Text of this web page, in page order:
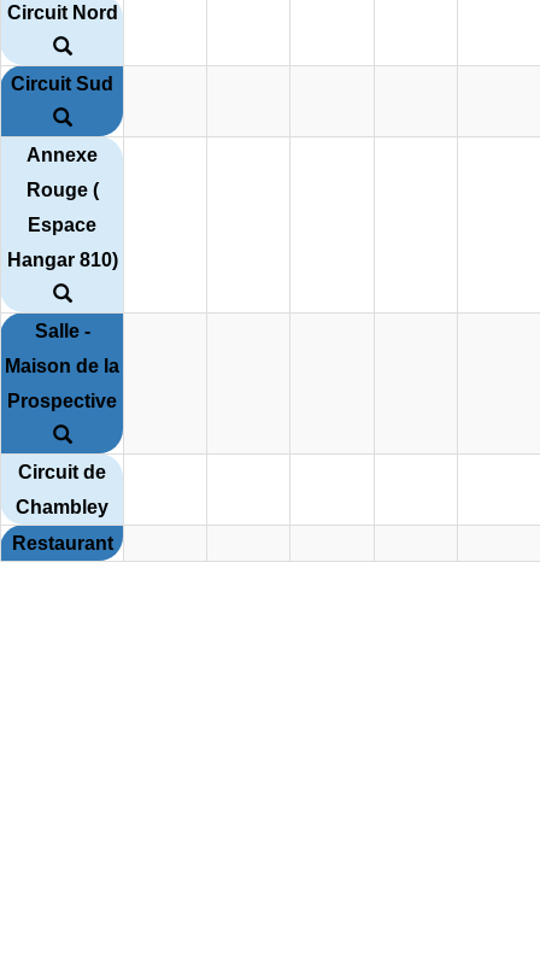
Circuit Nord
Circuit Sud
Annexe
Rouge (
Espace
Hangar 810)
Salle -
Maison de la
Prospective
Circuit de
Chambley
Restaurant